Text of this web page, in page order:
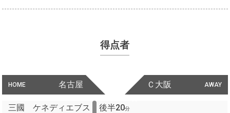
得点者
HOME 名古屋 AWAY
Ｃ大阪
三國 ケネディエブス 後半20分